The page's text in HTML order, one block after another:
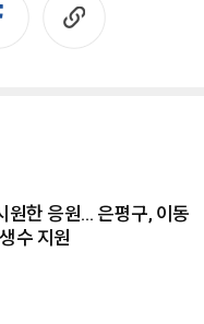
원한 응원… 은평구, 이동
수 지원